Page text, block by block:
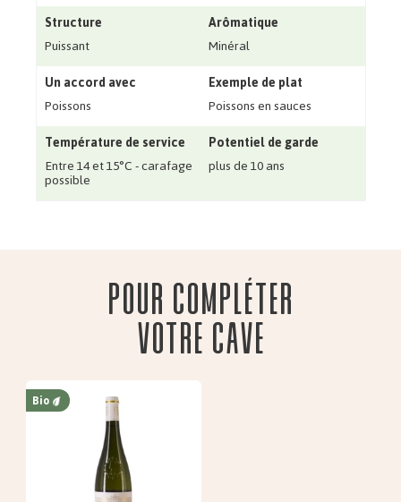
Structure
Puissant
Arômatique
Minéral
Un accord avec
Poissons
Exemple de plat
Poissons en sauces
Température de service
Entre 14 et 15°C - carafage
possible
Potentiel de garde
plus de 10 ans
Pour compléter
votre cave
Bio